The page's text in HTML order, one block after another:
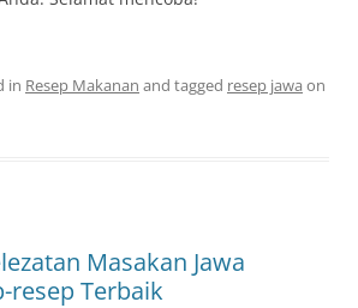
in Resep Makanan and tagged resep jawa on
Masakan Jawa
resep Terbaik